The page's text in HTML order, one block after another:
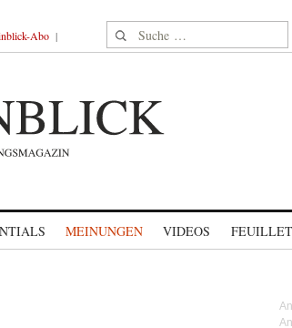
Abo Suche nach:
MEINUNGEN VIDEOS